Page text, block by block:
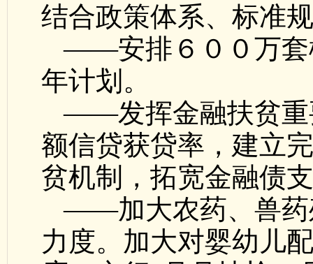
结合政策体系、标准
——安排６００万套
年计划。
——发挥金融扶贫重
额信贷获贷率，建立
贫机制，拓宽金融债
——加大农药、兽药
力度。加大对婴幼儿